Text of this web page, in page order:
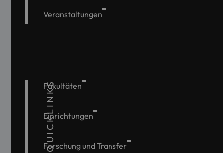
Veranstaltungen
QUICKLINKS
Fakultäten
Einrichtungen
Forschung und Transfer